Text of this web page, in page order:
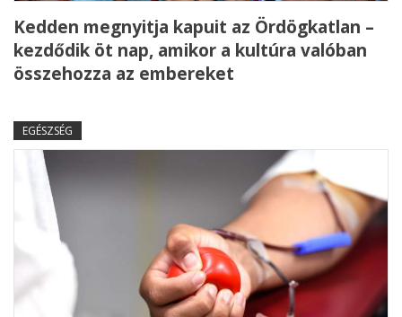
Kedden megnyitja kapuit az Ördögkatlan –
kezdődik öt nap, amikor a kultúra valóban
összehozza az embereket
EGÉSZSÉG